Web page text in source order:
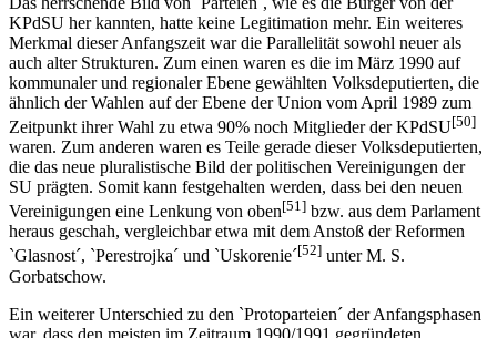
KPdSU her kannten, hatte keine Legitimation mehr. Ein weiteres
Merkmal dieser Anfangszeit war die Parallelität sowohl neuer als
auch alter Strukturen. Zum einen waren es die im März 1990 auf
kommunaler und regionaler Ebene gewählten Volksdeputierten, die
ähnlich der Wahlen auf der Ebene der Union vom April 1989 zum
Zeitpunkt ihrer Wahl zu etwa 90% noch Mitglieder der KPdSU[50]
waren. Zum anderen waren es Teile gerade dieser Volksdeputierten,
die das neue pluralistische Bild der politischen Vereinigungen der
SU prägten. Somit kann festgehalten werden, dass bei den neuen
Vereinigungen eine Lenkung von oben[51] bzw. aus dem Parlament
heraus geschah, vergleichbar etwa mit dem Anstoß der Reformen
`Glasnost´, `Perestrojka´ und `Uskorenie´[52] unter M. S.
Gorbatschow.
Ein weiterer Unterschied zu den `Protoparteien´ der Anfangsphasen
war, dass den meisten im Zeitraum 1990/1991 gegründeten